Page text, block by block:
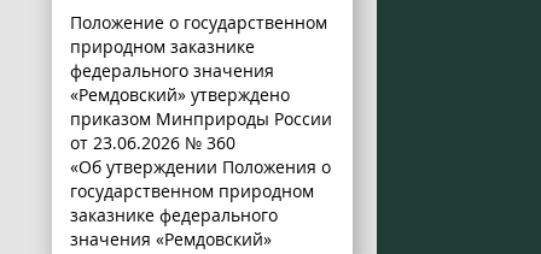
Положение о государственном
природном заказнике
федерального значения
«Ремдовский» утверждено
приказом Минприроды России
от 23.06.2026 № 360
«Об утверждении Положения о
государственном природном
заказнике федерального
значения «Ремдовский»